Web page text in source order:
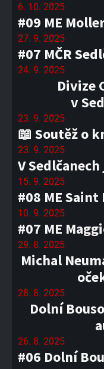
6. 10. 2025
#09 ME
27. 9. 2025
#07 MČR
24. 9. 2025
Divize
v
23. 9. 2025
📖 Soutěž o
23. 9. 2025
V
15. 9. 2025
#08 ME
10. 9. 2025
#07 ME
29. 8. 2025
Michal
28. 8. 2025
Dolní
26. 8. 2025
#06 Dolní